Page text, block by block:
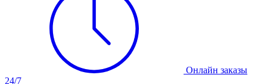
Онлайн заказы
24/7